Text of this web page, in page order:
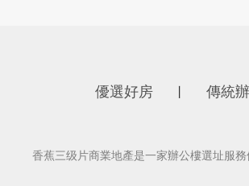
優選好房 傳統
香蕉三级片商業地產是一家辦公樓選址服務供